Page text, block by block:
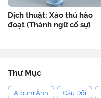
Dịch thuật: Xảo thủ hào
đoạt (Thành ngữ cố sự)
Thư Mục
Album Ảnh Câu Đối